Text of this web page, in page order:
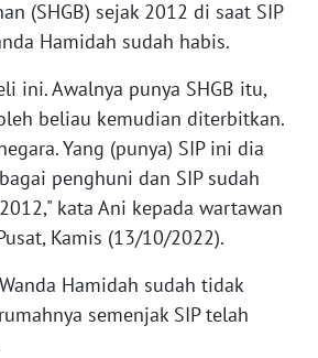
(SHGB) sejak 2012 di saat SIP
Hamidah sudah habis.
ini. Awalnya punya SHGB itu,
beliau kemudian diterbitkan.
Yang (punya) SIP ini dia
penghuni dan SIP sudah
kata Ani kepada wartawan
Kamis (13/10/2022).
Hamidah sudah tidak
semenjak SIP telah